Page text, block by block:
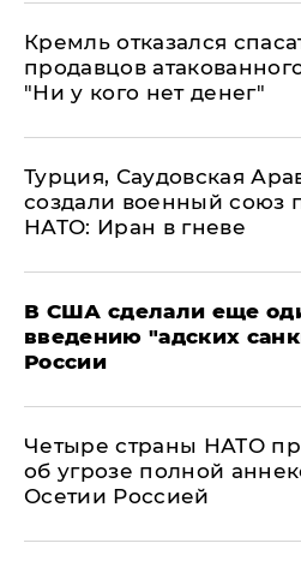
Кремль отказался
продавцов
"Ни у кого нет денег"
Турция, Саудовская
создали военный союз
НАТО: Иран в гневе
В США сделали еще
введению "адских
России
Четыре страны НАТО
об угрозе полной
Осетии Россией